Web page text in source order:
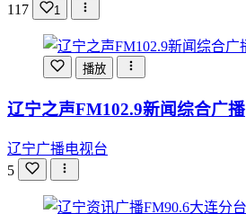
117
1
播放
辽宁之声FM102.9新闻综合广播
辽宁广播电视台
5